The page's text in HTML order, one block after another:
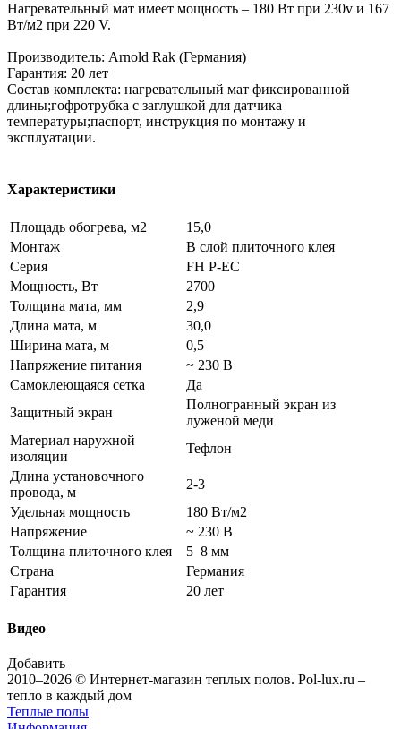
Нагревательный мат имеет мощность – 180 Вт при 230v и 167
Вт/м2 при 220 V.
Производитель: Arnold Rak (Германия)
Гарантия: 20 лет
Состав комплекта: нагревательный мат фиксированной
длины;гофротрубка с заглушкой для датчика
температуры;паспорт, инструкция по монтажу и
эксплуатации.
Характеристики
Площадь обогрева, м2
15,0
Монтаж
В слой плиточного клея
Серия
FH P-EC
Мощность, Вт
2700
Толщина мата, мм
2,9
Длина мата, м
30,0
Ширина мата, м
0,5
Напряжение питания
~ 230 В
Самоклеющаяся сетка
Да
Защитный экран
Полногранный экран из
луженой меди
Материал наружной
изоляции
Тефлон
Длина установочного
провода, м
2-3
Удельная мощность
180 Вт/м2
Напряжение
~ 230 В
Толщина плиточного клея
5–8 мм
Страна
Германия
Гарантия
20 лет
Видео
Добавить
2010–2026 © Интернет-магазин теплых полов. Pol-lux.ru –
тепло в каждый дом
Теплые полы